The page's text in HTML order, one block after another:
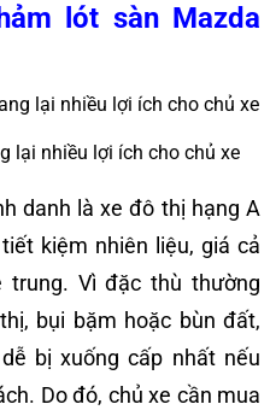
lót sàn Mazda
lại nhiều lợi ích cho chủ xe
danh là xe đô thị hạng A
kiệm nhiên liệu, giá cả
Vì đặc thù thường
bụi bặm hoặc bùn đất,
bị xuống cấp nhất nếu
Do đó, chủ xe cần mua